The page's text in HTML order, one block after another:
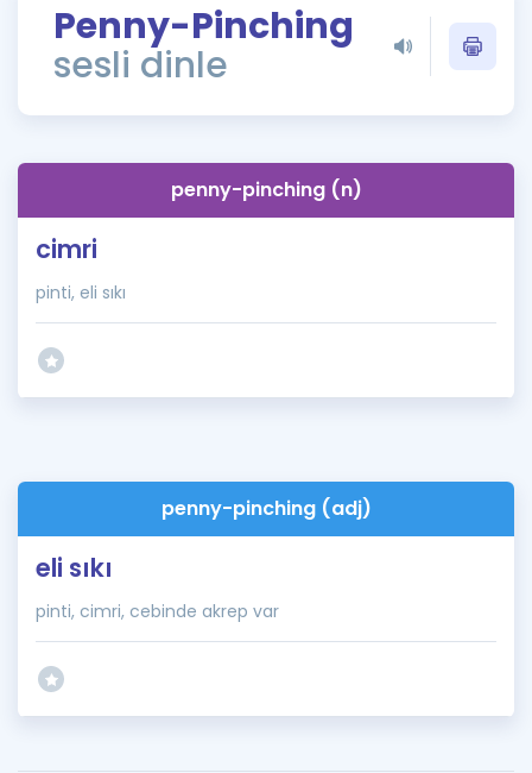
ÖSYM Sınav Takvimi
Kampanyalar
İngilizce Gramer
Penny-Pinching
sesli dinle
penny-pinching (n)
cimri
pinti, eli sıkı
penny-pinching (adj)
eli sıkı
pinti, cimri, cebinde akrep var